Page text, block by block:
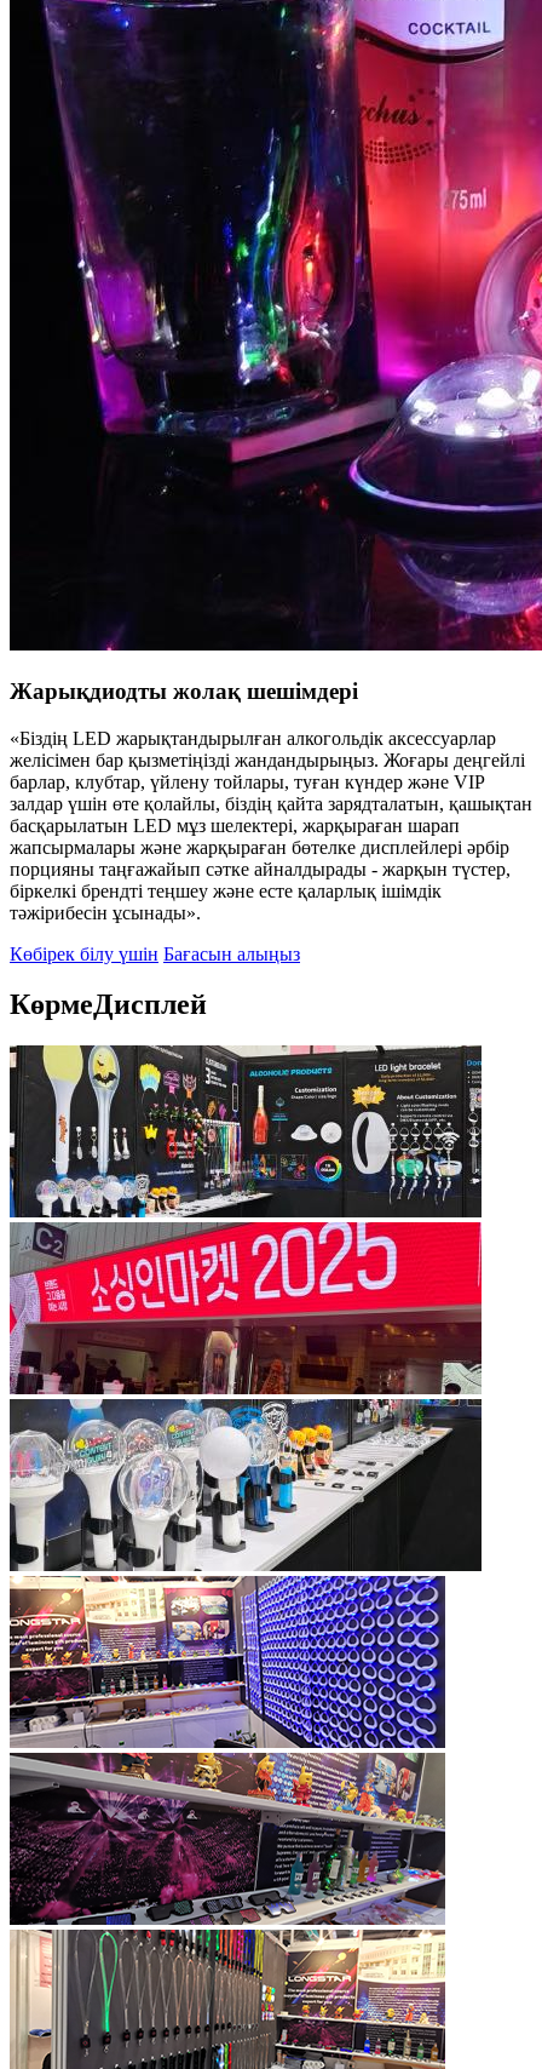
Жарықдиодты жолақ шешімдері
«Біздің LED жарықтандырылған алкогольдік аксессуарлар
желісімен бар қызметіңізді жандандырыңыз. Жоғары деңгейлі
барлар, клубтар, үйлену тойлары, туған күндер және VIP
залдар үшін өте қолайлы, біздің қайта зарядталатын, қашықтан
басқарылатын LED мұз шелектері, жарқыраған шарап
жапсырмалары және жарқыраған бөтелке дисплейлері әрбір
порцияны таңғажайып сәтке айналдырады - жарқын түстер,
біркелкі брендті теңшеу және есте қаларлық ішімдік
тәжірибесін ұсынады».
Көбірек білу үшін Бағасын алыңыз
КөрмеДисплей